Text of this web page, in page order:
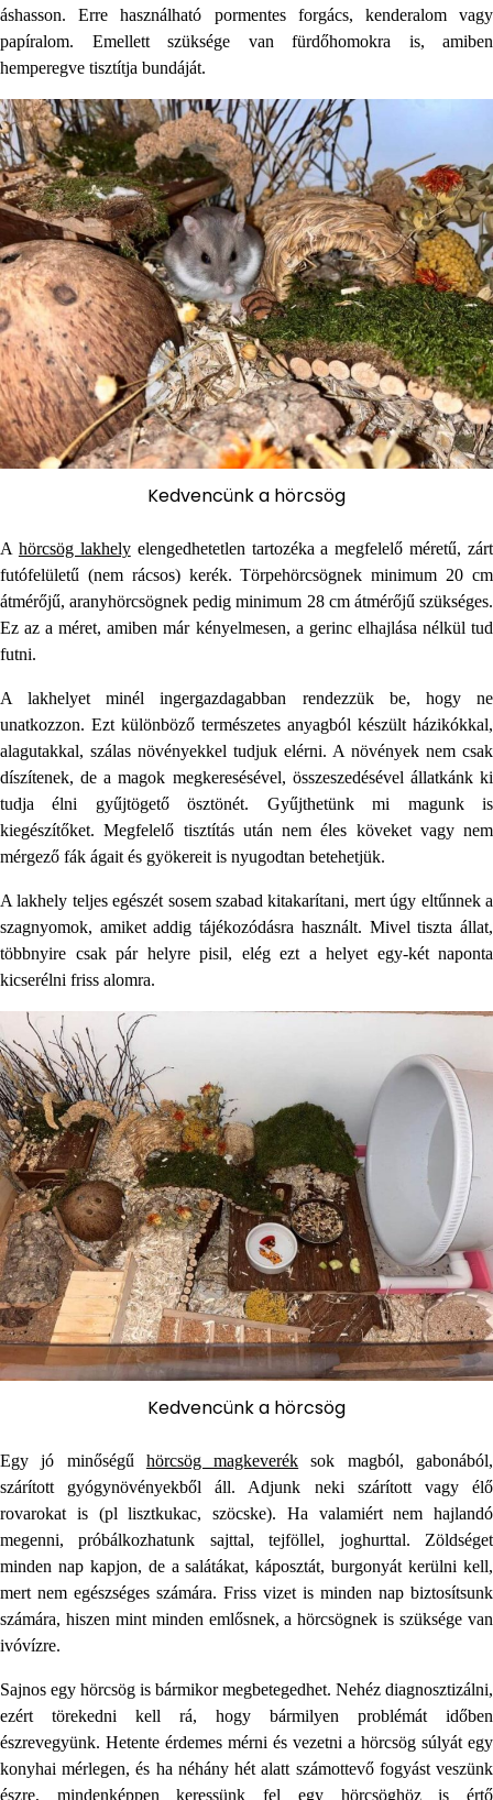
áshasson. Erre használható pormentes forgács, kenderalom vagy
papíralom. Emellett szüksége van fürdőhomokra is, amiben
hemperegve tisztítja bundáját.
Kedvencünk a hörcsög
A hörcsög lakhelyelengedhetetlen tartozéka a megfelelő méretű, zárt
futófelületű (nem rácsos) kerék. Törpehörcsögnek minimum 20 cm
átmérőjű, aranyhörcsögnek pedig minimum 28 cm átmérőjű szükséges.
Ez az a méret, amiben már kényelmesen, a gerinc elhajlása nélkül tud
futni.
A lakhelyet minél ingergazdagabban rendezzük be, hogy ne
unatkozzon. Ezt különböző természetes anyagból készült házikókkal,
alagutakkal, szálas növényekkel tudjuk elérni. A növények nem csak
díszítenek, de a magok megkeresésével, összeszedésével állatkánk ki
tudja élni gyűjtögető ösztönét. Gyűjthetünk mi magunk is
kiegészítőket. Megfelelő tisztítás után nem éles köveket vagy nem
mérgező fák ágait és gyökereit is nyugodtan betehetjük.
A lakhely teljes egészét sosem szabad kitakarítani, mert úgy eltűnnek a
szagnyomok, amiket addig tájékozódásra használt. Mivel tiszta állat,
többnyire csak pár helyre pisil, elég ezt a helyet egy-két naponta
kicserélni friss alomra.
Kedvencünk a hörcsög
Egy jó minőségű hörcsög magkeverék sok magból, gabonából,
szárított gyógynövényekből áll. Adjunk neki szárított vagy élő
rovarokat is (pl lisztkukac, szöcske). Ha valamiért nem hajlandó
megenni, próbálkozhatunk sajttal, tejföllel, joghurttal. Zöldséget
minden nap kapjon, de a salátákat, káposztát, burgonyát kerülni kell,
mert nem egészséges számára. Friss vizet is minden nap biztosítsunk
számára, hiszen mint minden emlősnek, a hörcsögnek is szüksége van
ivóvízre.
Sajnos egy hörcsög is bármikor megbetegedhet. Nehéz diagnosztizálni,
ezért törekedni kell rá, hogy bármilyen problémát időben
észrevegyünk. Hetente érdemes mérni és vezetni a hörcsög súlyát egy
konyhai mérlegen, és ha néhány hét alatt számottevő fogyást veszünk
észre, mindenképpen keressünk fel egy hörcsöghöz is értő